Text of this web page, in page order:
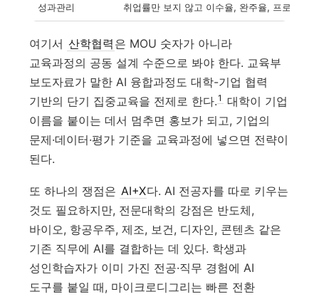
성과관리 취업률만 보지 않고 이수율, 완주율, 프로젝트
여기서 산학협력 은 MOU 숫자가 아니라
교육과정의 공동 설계 수준으로 봐야 한다. 교육부
보도자료가 말한 AI 융합과정도 대학-기업 협력
기반의 단기 집중교육을 전제로 한다.1 대학이 기업
이름을 붙이는 데서 멈추면 홍보가 되고, 기업의
문제·데이터·평가 기준을 교육과정에 넣으면 전략이
된다.
또 하나의 쟁점은 AI+X다. AI 전공자를 따로 키우는
것도 필요하지만, 전문대학의 강점은 반도체,
바이오, 항공우주, 제조, 보건, 디자인, 콘텐츠 같은
기존 직무에 AI를 결합하는 데 있다. 학생과
성인학습자가 이미 가진 전공·직무 경험에 AI
도구를 붙일 때, 마이크로디그리는 빠른 전환